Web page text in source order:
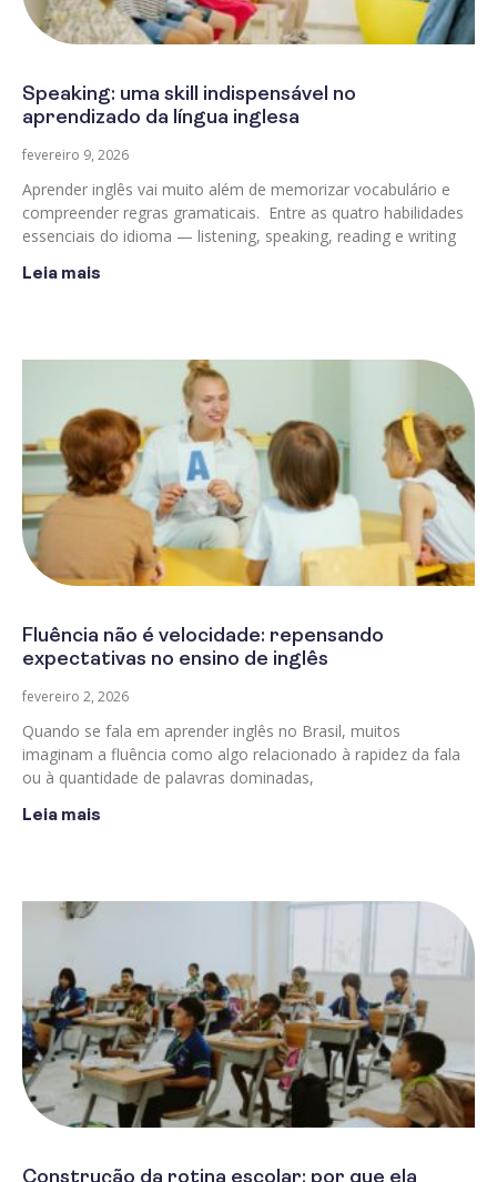
Speaking: uma skill indispensável no
aprendizado da língua inglesa
fevereiro 9, 2026
Aprender inglês vai muito além de memorizar vocabulário e
compreender regras gramaticais. Entre as quatro habilidades
essenciais do idioma — listening, speaking, reading e writing
Leia mais
Fluência não é velocidade: repensando
expectativas no ensino de inglês
fevereiro 2, 2026
Quando se fala em aprender inglês no Brasil, muitos
imaginam a fluência como algo relacionado à rapidez da fala
ou à quantidade de palavras dominadas,
Leia mais